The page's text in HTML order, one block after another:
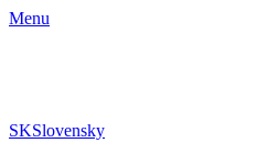
Menu
SKSlovensky